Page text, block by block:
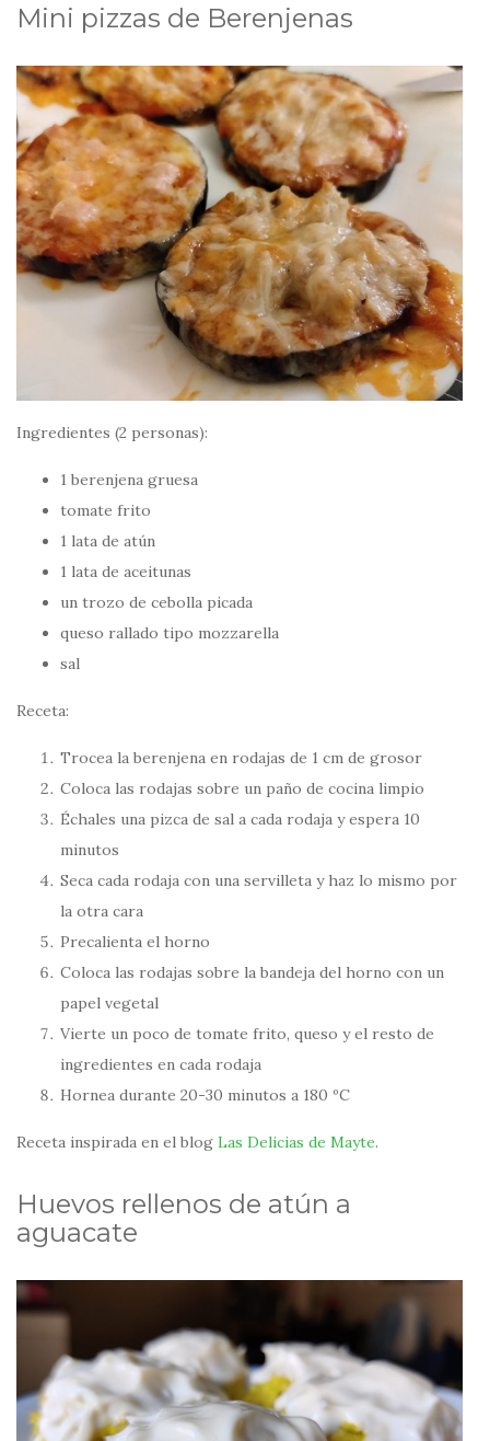
Mini pizzas de Berenjenas
Ingredientes (2 personas):
1 berenjena gruesa
tomate frito
1 lata de atún
1 lata de aceitunas
un trozo de cebolla picada
queso rallado tipo mozzarella
sal
Receta:
Trocea la berenjena en rodajas de 1 cm de grosor
Coloca las rodajas sobre un paño de cocina limpio
Échales una pizca de sal a cada rodaja y espera 10
minutos
Seca cada rodaja con una servilleta y haz lo mismo por
la otra cara
Precalienta el horno
Coloca las rodajas sobre la bandeja del horno con un
papel vegetal
Vierte un poco de tomate frito, queso y el resto de
ingredientes en cada rodaja
Hornea durante 20-30 minutos a 180 ºC
Receta inspirada en el blog Las Delicias de Mayte.
Huevos rellenos de atún a
aguacate